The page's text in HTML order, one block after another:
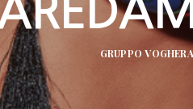
GRUPPO VOGHERA